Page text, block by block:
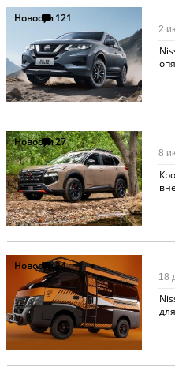
Новости121
2
Новости27
8
Новости24
18